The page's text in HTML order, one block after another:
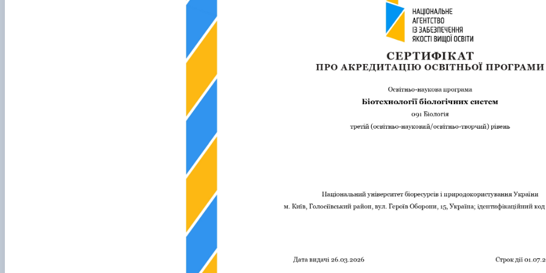
ІІ етап Всеукраїнської олімпіади з дисципліни "Загальна екологія"
Забезпечення ОПП «Екологічна біотехнологія та біоенергетика»
Забезпечення ОПП «Екологія та охорона навколишнього
Забезпечення ОПП «Екологічний контроль та аудит»